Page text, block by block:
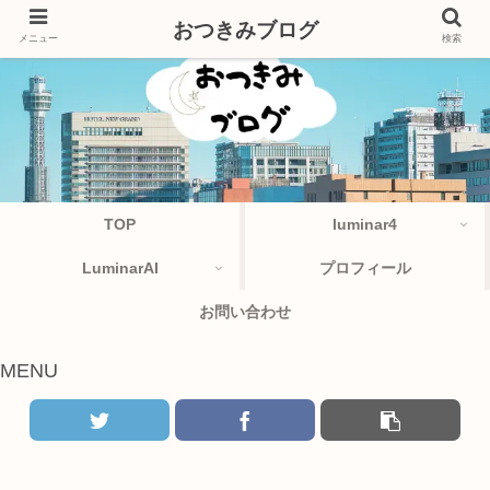
TOP luminar4
LuminarAI プロフィール
お問い合わせ
MENU
メニュー おつきみブログ 検索